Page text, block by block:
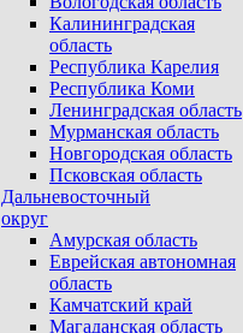
Калининградская
область
Республика Карелия
Республика Коми
Ленинградская область
Мурманская область
Новгородская область
Псковская область
Дальневосточный
округ
Амурская область
Еврейская автономная
область
Камчатский край
Магаданская область